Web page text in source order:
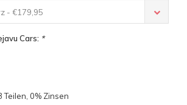
- €179,95
Cars: *
0% Zinsen